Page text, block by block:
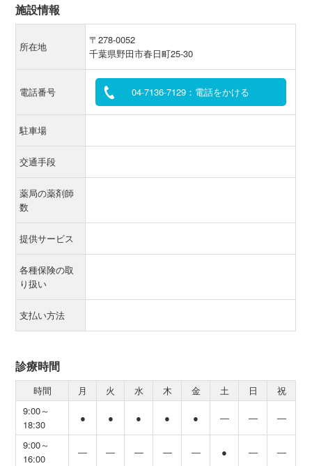
施設情報
所在地
〒278-0052
千葉県野田市春日町25-30
電話番号 04-7136-7129：電話をかける
駐車場
交通手段
薬局の薬剤師
数
提供サービス
各種保険の取
り扱い
支払い方法
診療時間
時間 月 火 水 木 金 土 日
祝
9:00～
18:30
● ● ● ● ● ― ― ―
9:00～
16:00
― ― ― ― ― ● ― ―